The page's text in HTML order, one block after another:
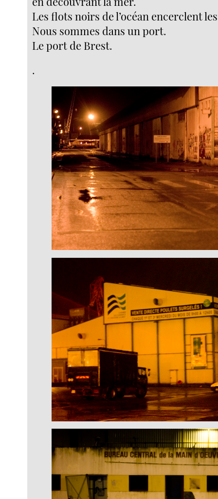
Les flots noirs de l’océan encerclent
Nous sommes dans un port.
Le port de Brest.
.